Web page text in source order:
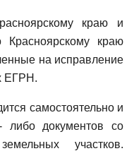
краю и
краю
на исправление
ЕГРН.
самостоятельно и
либо документов со
участков.